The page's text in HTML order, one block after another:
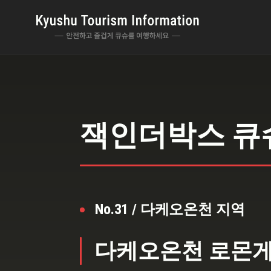
잭인더박스 큐
No.31 / 다케오온천 지역
다케오온천 로몬